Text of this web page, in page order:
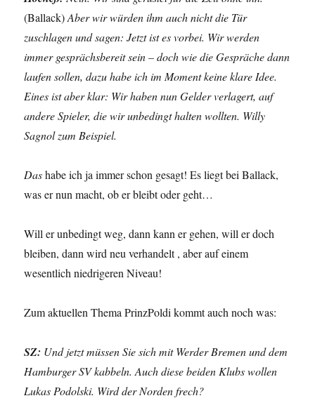
(Ballack)Aber wir würden ihm auch nicht die Tür
zuschlagen und sagen: Jetzt ist es vorbei. Wir werden
immer gesprächsbereit sein – doch wie die Gespräche dann
laufen sollen, dazu habe ich im Moment keine klare Idee.
Eines ist aber klar: Wir haben nun Gelder verlagert, auf
andere Spieler, die wir unbedingt halten wollten. Willy
Sagnol zum Beispiel.
Dashabe ich ja immer schon gesagt! Es liegt bei Ballack,
was er nun macht, ob er bleibt oder geht…
Will er unbedingt weg, dann kann er gehen, will er doch
bleiben, dann wird neu verhandelt , aber auf einem
wesentlich niedrigeren Niveau!
Zum aktuellen Thema PrinzPoldi kommt auch noch was:
SZ: Und jetzt müssen Sie sich mit Werder Bremen und dem
Hamburger SV kabbeln. Auch diese beiden Klubs wollen
Lukas Podolski. Wird der Norden frech?